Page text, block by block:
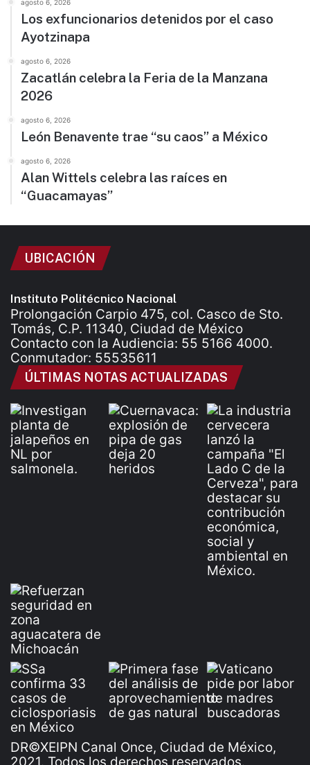
agosto 6, 2026
Los exfuncionarios detenidos por el caso
Ayotzinapa
agosto 6, 2026
Zacatlán celebra la Feria de la Manzana
2026
agosto 6, 2026
León Benavente trae “su caos” a México
agosto 6, 2026
Alan Wittels celebra las raíces en
“Guacamayas”
UBICACIÓN
Instituto Politécnico Nacional
Prolongación Carpio 475, col. Casco de Sto.
Tomás, C.P. 11340, Ciudad de México
Contacto con la Audiencia: 55 5166 4000.
Conmutador: 55535611
ÚLTIMAS NOTAS ACTUALIZADAS
DR©XEIPN Canal Once, Ciudad de México,